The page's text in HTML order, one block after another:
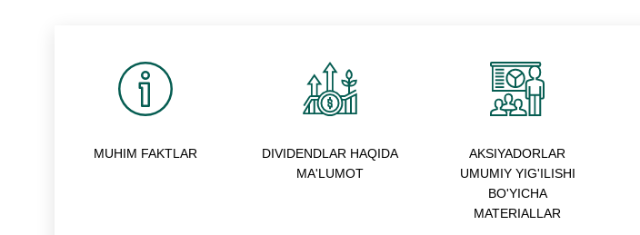
MUHIM FAKTLAR
DIVIDENDLAR HAQIDA
MA'LUMOT
AKSIYADORLAR
UMUMIY YIG'ILISHI
BO'YICHA
MATERIALLAR